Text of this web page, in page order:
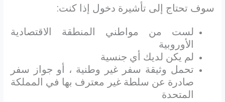
سوف تحتاج إلى تأشيرة دخول إذا كنت:
لست من مواطني المنطقة الاقتصادية
الأوروبية
لم يكن لديك أي جنسية
تحمل وثيقة سفر غير وطنية ، أو جواز سفر
صادرة عن سلطة غير معترف بها في المملكة
المتحدة